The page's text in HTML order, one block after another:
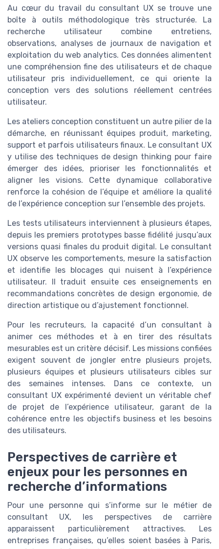
Au cœur du travail du consultant UX se trouve une
boîte à outils méthodologique très structurée. La
recherche utilisateur combine entretiens,
observations, analyses de journaux de navigation et
exploitation du web analytics. Ces données alimentent
une compréhension fine des utilisateurs et de chaque
utilisateur pris individuellement, ce qui oriente la
conception vers des solutions réellement centrées
utilisateur.
Les ateliers conception constituent un autre pilier de la
démarche, en réunissant équipes produit, marketing,
support et parfois utilisateurs finaux. Le consultant UX
y utilise des techniques de design thinking pour faire
émerger des idées, prioriser les fonctionnalités et
aligner les visions. Cette dynamique collaborative
renforce la cohésion de l’équipe et améliore la qualité
de l’expérience conception sur l’ensemble des projets.
Les tests utilisateurs interviennent à plusieurs étapes,
depuis les premiers prototypes basse fidélité jusqu’aux
versions quasi finales du produit digital. Le consultant
UX observe les comportements, mesure la satisfaction
et identifie les blocages qui nuisent à l’expérience
utilisateur. Il traduit ensuite ces enseignements en
recommandations concrètes de design ergonomie, de
direction artistique ou d’ajustement fonctionnel.
Pour les recruteurs, la capacité d’un consultant à
animer ces méthodes et à en tirer des résultats
mesurables est un critère décisif. Les missions confiées
exigent souvent de jongler entre plusieurs projets,
plusieurs équipes et plusieurs utilisateurs cibles sur
des semaines intenses. Dans ce contexte, un
consultant UX expérimenté devient un véritable chef
de projet de l’expérience utilisateur, garant de la
cohérence entre les objectifs business et les besoins
des utilisateurs.
Perspectives de carrière et
enjeux pour les personnes en
recherche d’informations
Pour une personne qui s’informe sur le métier de
consultant UX, les perspectives de carrière
apparaissent particulièrement attractives. Les
entreprises françaises, qu’elles soient basées à Paris,